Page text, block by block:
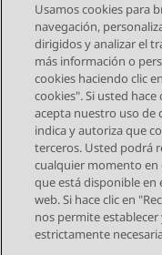
Send Feedback
Navegación
Tema anterior
STAY
Usamos cookies para
navegación,
dirigidos y analizar el
más información o
cookies haciendo clic
cookies". Si usted
acepta nuestro uso de
indica y autoriza que
terceros. Usted podrá
cualquier momento en
que está disponible en
web. Si hace clic en
nos permite
estrictamente